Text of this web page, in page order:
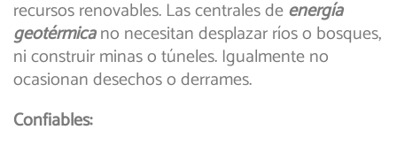
recursos renovables. Las centrales deenergía
geotérmicano necesitan desplazar ríos o bosques,
ni construir minas o túneles. Igualmente no
ocasionan desechos o derrames.
Confiables: